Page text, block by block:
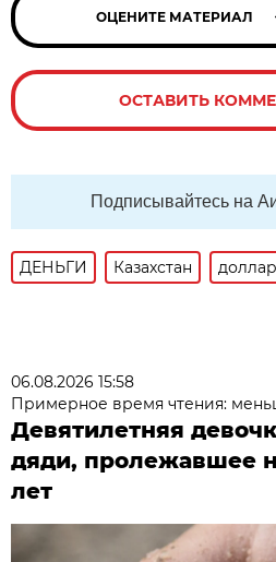
ОЦЕНИТЕ МАТЕРИАЛ
ОСТАВИТЬ
Подписывайтесь на
ДЕНЬГИ Казахстан доллар
06.08.2026 15:58
Примерное время чтения:
Девятилетняя
дяди, пролежавшее
лет